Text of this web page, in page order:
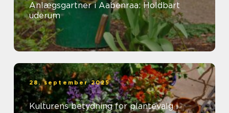
Anlægsgartner i Aabenraa: Holdbart
uderum
28. september 2025
Kulturens betydning for plantevalg i